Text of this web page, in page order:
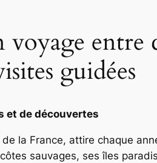
entre
guidées
et de découvertes
de la France, attire chaque
sauvages, ses îles